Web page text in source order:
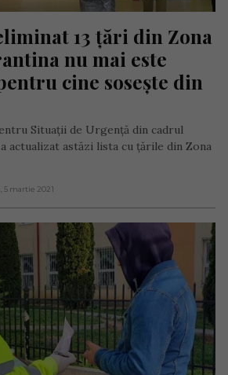
13 țări din Zona
nu mai este
cine sosește din
Situații de Urgență din cadrul
actualizat astăzi lista cu țările din Zona
5 martie 2021